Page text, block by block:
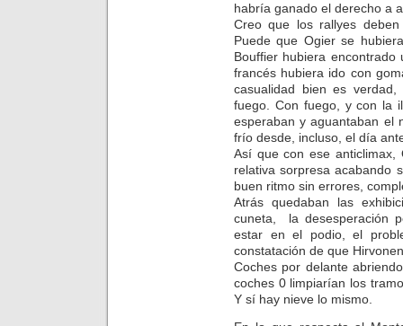
habría ganado el derecho a
Creo que los rallyes
Puede que Ogier se
Bouffier hubiera
francés hubiera ido con
casualidad bien es
fuego. Con fuego, y con la
esperaban y aguantaban el
frío desde, incluso, el día
Así que con ese anticlimax,
relativa sorpresa acabando
buen ritmo sin errores,
Atrás quedaban las
cuneta, la desesperación
estar en el podio, el
constatación de que
Coches por delante
coches 0 limpiarían los
Y sí hay nieve lo mismo.